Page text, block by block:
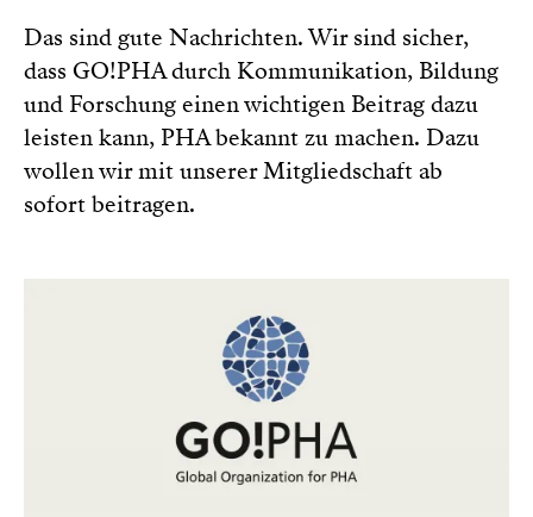
Das sind gute Nachrichten. Wir sind sicher,
dass GO!PHA durch Kommunikation, Bildung
und Forschung einen wichtigen Beitrag dazu
leisten kann, PHA bekannt zu machen. Dazu
wollen wir mit unserer Mitgliedschaft ab
sofort beitragen.